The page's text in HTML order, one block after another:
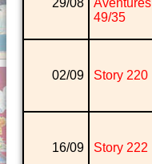
29/08
Aventures
49/35
02/09 Story 220
16/09 Story 222